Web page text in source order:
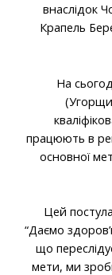
внаслідок
Крапель
На
працюють в
основної
Цей
“Даємо
що
мети, ми